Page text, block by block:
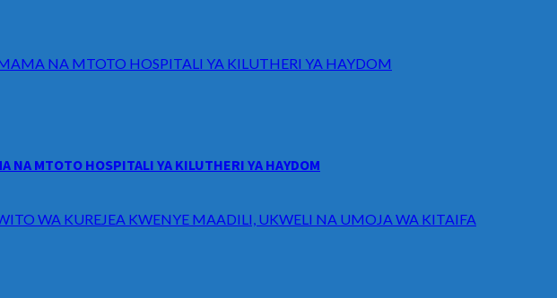
NA MTOTO HOSPITALI YA KILUTHERI YA HAYDOM
NA MTOTO HOSPITALI YA KILUTHERI YA HAYDOM
WA KUREJEA KWENYE MAADILI, UKWELI NA UMOJA WA KITAIFA